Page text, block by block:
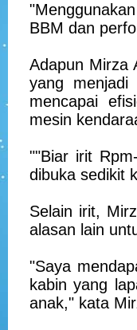
BBM dan
Adapun Mirza
yang
mencapai
mesin
""Biar irit
dibuka sedikit
Selain irit,
alasan lain
"Saya
kabin yang
anak," kata